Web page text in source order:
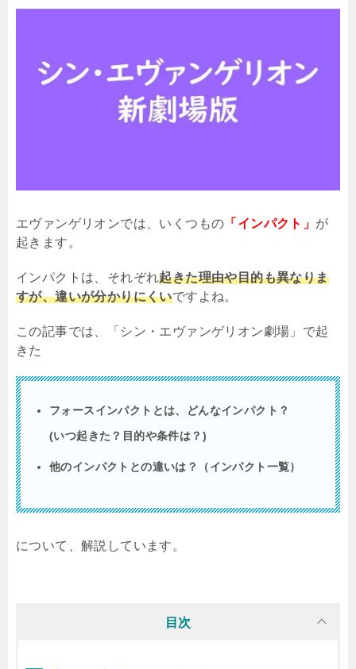
エヴァンゲリオンでは、いくつもの 「インパクト」 が
起きます。
インパクトは、それぞれ起きた理由や目的も異なりま
すが、違いが分かりにくいですよね。
この記事では、「シン・エヴァンゲリオン劇場」で起
きた
フォースインパクトとは、どんなインパクト？
(いつ起きた？目的や条件は？)
他のインパクトとの違いは？（インパクト一覧）
について、解説しています。
目次